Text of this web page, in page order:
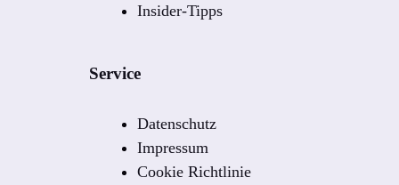
Insider-Tipps
Service
Datenschutz
Impressum
Cookie Richtlinie